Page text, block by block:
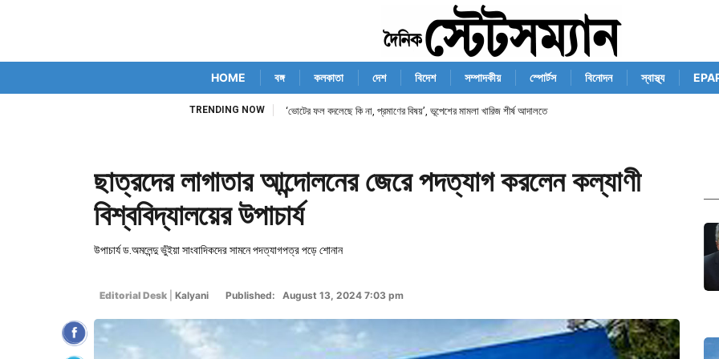
HOME বঙ্গ কলকাতা দেশ বিদেশ সম্পাদকীয় স্পোর্টস বিনোদন স্বাস্থ্য
TRENDING NOW ‘ভোটের ফল বদলেছে কি না, প্রমাণের বিষয়’, ভূপেশের মামলা খারিজ শীর্ষ আদালতে
ছাত্রদের লাগাতার আন্দোলনের জেরে পদত্যাগ করলেন কল্যাণী
বিশ্ববিদ্যালয়ের উপাচার্য
উপাচার্য ড.অমলেন্দু ভুঁইয়া সাংবাদিকদের সামনে পদত্যাগপত্র পড়ে শোনান
Editorial Desk Kalyani Published: August 13, 2024 7:03 pm